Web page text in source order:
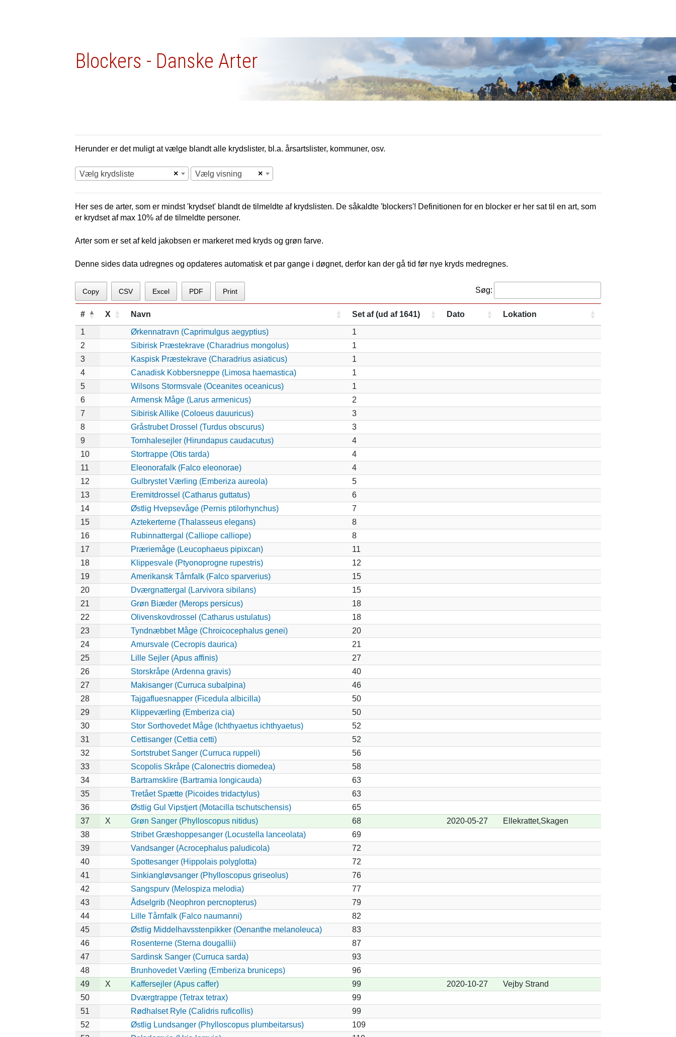
Blockers - Danske Arter
Herunder er det muligt at vælge blandt alle krydslister, bl.a. årsartslister, kommuner, osv.
×
Vælg krydsliste ×
Vælg visning
Her ses de arter, som er mindst 'krydset' blandt de tilmeldte af krydslisten. De såkaldte 'blockers'! Definitionen for en blocker er her sat til en art, som
er krydset af max 10% af de tilmeldte personer.
Arter som er set af keld jakobsen er markeret med kryds og grøn farve.
Denne sides data udregnes og opdateres automatisk et par gange i døgnet, derfor kan der gå tid før nye kryds medregnes.
Copy CSV Excel PDF Print Søg:
# X Navn Set af (ud af 1641) Dato Lokation
1 Ørkennatravn (Caprimulgus aegyptius)
1
2
Sibirisk Præstekrave (Charadrius mongolus)
1
3
Kaspisk Præstekrave (Charadrius asiaticus)
1
4
Canadisk Kobbersneppe (Limosa haemastica)
1
5
Wilsons Stormsvale (Oceanites oceanicus)
1
6
Armensk Måge (Larus armenicus)
2
7
Sibirisk Allike (Coloeus dauuricus)
3
8
Gråstrubet Drossel (Turdus obscurus)
3
9
Tornhalesejler (Hirundapus caudacutus)
4
10
Stortrappe (Otis tarda)
4
11
Eleonorafalk (Falco eleonorae)
4
12
Gulbrystet Værling (Emberiza aureola)
5
13
Eremitdrossel (Catharus guttatus)
6
14
Østlig Hvepsevåge (Pernis ptilorhynchus)
7
15
Aztekerterne (Thalasseus elegans)
8
16
Rubinnattergal (Calliope calliope)
8
17
Præriemåge (Leucophaeus pipixcan)
11
18
Klippesvale (Ptyonoprogne rupestris)
12
19
Amerikansk Tårnfalk (Falco sparverius)
15
20
Dværgnattergal (Larvivora sibilans)
15
21
Grøn Biæder (Merops persicus)
18
22
Olivenskovdrossel (Catharus ustulatus)
18
23
Tyndnæbbet Måge (Chroicocephalus genei)
20
24
Amursvale (Cecropis daurica)
21
25
Lille Sejler (Apus affinis)
27
26
Storskråpe (Ardenna gravis)
40
27
Makisanger (Curruca subalpina)
46
28
Tajgafluesnapper (Ficedula albicilla)
50
29
Klippeværling (Emberiza cia)
50
30
Stor Sorthovedet Måge (Ichthyaetus ichthyaetus)
52
31
Cettisanger (Cettia cetti)
52
32
Sortstrubet Sanger (Curruca ruppeli)
56
33
Scopolis Skråpe (Calonectris diomedea)
58
34
Bartramsklire (Bartramia longicauda)
63
35
Tretået Spætte (Picoides tridactylus)
63
36
Østlig Gul Vipstjert (Motacilla tschutschensis)
65
37
X Grøn Sanger (Phylloscopus nitidus) 68 2020-05-27
Ellekrattet,Skagen
38
Stribet Græshoppesanger (Locustella lanceolata)
69
39
Vandsanger (Acrocephalus paludicola)
72
40
Spottesanger (Hippolais polyglotta)
72
41
Sinkiangløvsanger (Phylloscopus griseolus)
76
42
Sangspurv (Melospiza melodia)
77
43
Ådselgrib (Neophron percnopterus)
79
44
Lille Tårnfalk (Falco naumanni)
82
45
Østlig Middelhavsstenpikker (Oenanthe melanoleuca)
83
46
Rosenterne (Sterna dougallii)
87
47
Sardinsk Sanger (Curruca sarda)
93
48
Brunhovedet Værling (Emberiza bruniceps)
96
49
X Kaffersejler (Apus caffer) 99 2020-10-27
Vejby Strand
50
Dværgtrappe (Tetrax tetrax)
99
51
Rødhalset Ryle (Calidris ruficollis)
99
52
Østlig Lundsanger (Phylloscopus plumbeitarsus)
109